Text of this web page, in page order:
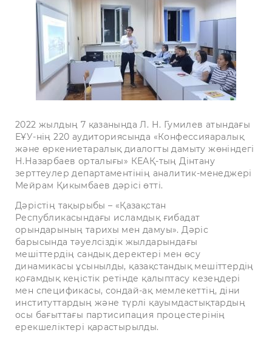
2022 жылдың 7 қазанында Л. Н. Гумилев атындағы
ЕҰУ-нің 220 аудиториясында «Конфессияаралық
және өркениетаралық диалогты дамыту жөніндегі
Н.Назарбаев орталығы» КЕАҚ-тың Дінтану
зерттеулер департаментінің аналитик-менеджері
Мейрам Қикымбаев дәрісі өтті.
Дәрістің тақырыбы – «Қазақстан
Республикасындағы исламдық ғибадат
орындарының тарихы мен дамуы». Дәріс
барысында тәуелсіздік жылдарындағы
мешіттердің сандық деректері мен өсу
динамикасы ұсынылды, қазақстандық мешіттердің
қоғамдық кеңістік ретінде қалыптасу кезеңдері
мен спецификасы, сондай-ақ мемлекеттің, діни
институттардың және түрлі қауымдастықтардың
осы бағыттағы партисипация процестерінің
ерекшеліктері қарастырылды.